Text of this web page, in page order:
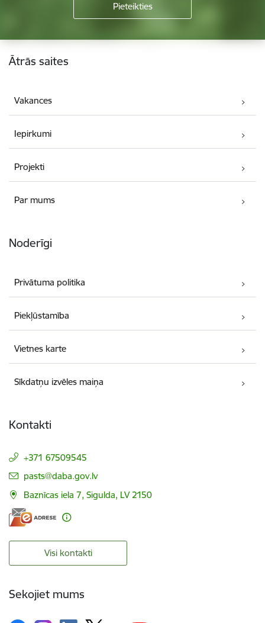
Kājene
Ātrās saites
Vakances
Iepirkumi
Projekti
Par mums
Noderīgi
Privātuma politika
Piekļūstamība
Vietnes karte
Sīkdatņu izvēles maiņa
Kontakti
+371 67509545
E-pasts:
pasts@daba.gov.lv
Baznīcas iela 7, Sigulda, LV 2150
Visi kontakti
Sekojiet mums